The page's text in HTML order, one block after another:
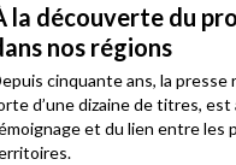
du protestantisme
presse régionale protestante,
est au service du
les protestants de nos